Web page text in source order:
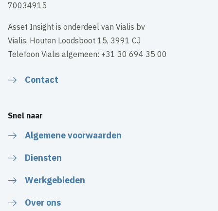
70034915
Asset Insight is onderdeel van Vialis bv
Vialis, Houten Loodsboot 15, 3991 CJ
Telefoon Vialis algemeen: +31 30 694 35 00
Contact
Snel naar
Algemene voorwaarden
Diensten
Werkgebieden
Over ons